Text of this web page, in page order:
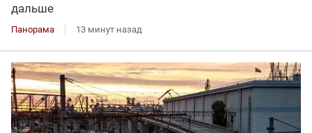
дальше
Панорама 13 минут назад